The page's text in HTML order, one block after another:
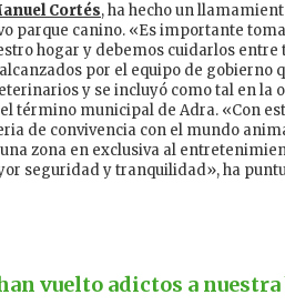
Cortés, ha hecho un
parque canino. «Es importante
hogar y debemos cuidarlos
por el equipo de gobierno
y se incluyó como tal en la
término municipal de Adra. «Con
de convivencia con el mundo
zona en exclusiva al
seguridad y tranquilidad», ha
vuelto adictos a nuestra